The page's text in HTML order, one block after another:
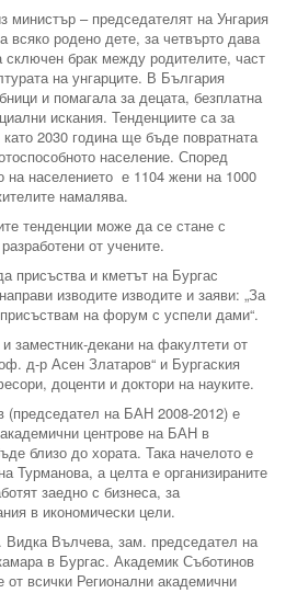
министър – председателят на Унгария
всяко родено дете, за четвърто дава
брак между родителите, част
на унгарците. В България
и помагала за децата, безплатна
искания. Тенденциите са за
2030 година ще бъде повратната
население. Според
на населението е 1104 жени на 1000
намалява.
тенденции може да се стане с
от учените.
присъства и кметът на Бургас
изводите изводите и заяви: „За
на форум с успели дами“.
заместник-декани на факултети от
д-р Асен Златаров“ и Бургаския
доценти и доктори на науките.
(председател на БАН 2008-2012) е
центрове на БАН в
близо до хората. Така начелото е
Турманова, а целта е организираните
заедно с бизнеса, за
в икономически цели.
Вълчева, зам. председател на
в Бургас. Академик Съботинов
всички Регионални академични